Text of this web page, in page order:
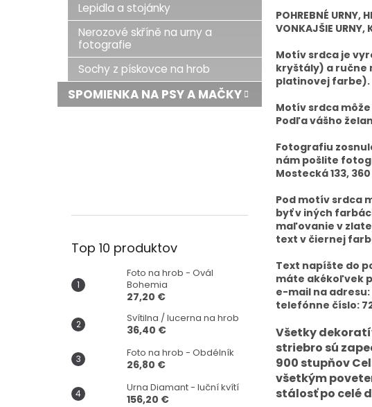
Lepidla a stojánky
Nerozové skříně na urny a
fotografie
Sochy z pískovce na hrob
SPOMIENKA NA PSY A MAČKY
Top 10 produktov
Foto na hrob - Ovál
Bohemia
27,20 €
Svítilna / lucerna na hrob
36,40 €
Foto na hrob - Obdélník
26,80 €
Urna Diamant - luční kvítí
156,20 €
POHREBNÉ URNY,
VONKAJŠIE URNY,
Motív srdca je
kryštály) a ručne
platinovej farbe).
Motív srdca
Podľa vášho
Fotografiu
nám pošlite
Mostecká 133,
Pod motív srdca
byť v iných
maľovanie v
text v čiernej
Text napíšte do
máte akékoľvek
e-mail na
telefónne číslo:
Všetky
striebro sú
900 stupňov
všetkým
stálosť po celé